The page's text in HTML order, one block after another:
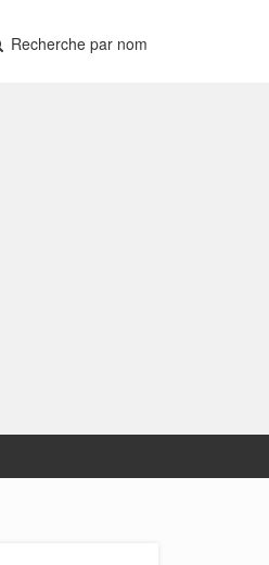
Recherche par nom